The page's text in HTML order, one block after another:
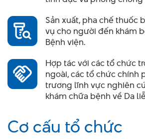
Sản xuất, pha chế thuốc
vụ cho người đến khám
Bệnh viện.
Hợp tác với các tổ chức
ngoài, các tổ chức chính
trương lĩnh vực nghiên
khám chữa bệnh về Da
Cơ cấu tổ chức